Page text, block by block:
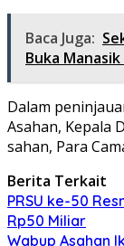
Baca Juga:
Buka
Dalam
Asahan, Kepala
sahan, Para
Berita Terkait
PRSU ke-50
Rp50 Miliar
Wabup Asahan